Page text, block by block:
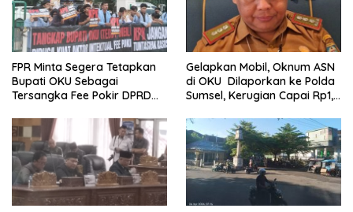
FPR Minta Segera Tetapkan
Bupati OKU Sebagai
Tersangka Fee Pokir DPRD
Gelapkan Mobil, Oknum ASN
di OKU Dilaporkan ke Polda
Sumsel, Kerugian Capai Rp1,2